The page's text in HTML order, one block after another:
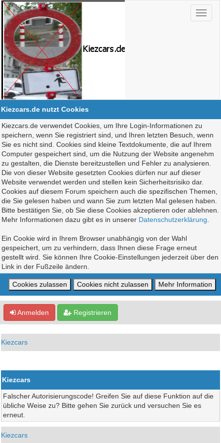
Kiezcars.de nutzt Cookies
Kiezcars.de verwendet Cookies, um Ihre Login-Informationen zu
speichern, wenn Sie registriert sind, und Ihren letzten Besuch, wenn
Sie es nicht sind. Cookies sind kleine Textdokumente, die auf Ihrem
Computer gespeichert sind, um die Nutzung der Website angenehm
zu gestalten, die Dienste bereitzustellen und Fehler zu analysieren.
Die von dieser Website gesetzten Cookies dürfen nur auf dieser
Website verwendet werden und stellen kein Sicherheitsrisiko dar.
Cookies auf diesem Forum speichern auch die spezifischen Themen,
die Sie gelesen haben und wann Sie zum letzten Mal gelesen haben.
Bitte bestätigen Sie, ob Sie diese Cookies akzeptieren oder ablehnen.
Mehr Informationen dazu gibt es in unserer Datenschutzerklärung
Ein Cookie wird in Ihrem Browser unabhängig von der Wahl
gespeichert, um zu verhindern, dass Ihnen diese Frage erneut
gestellt wird. Sie können Ihre Cookie-Einstellungen jederzeit über den
Link in der Fußzeile ändern.
Anmelden Registrieren
Kiezcars
Kiezcars
Falscher Autorisierungscode! Greifen Sie auf diese Funktion auf die
übliche Weise zu? Bitte gehen Sie zurück und versuchen Sie es
erneut.
Kiezcars